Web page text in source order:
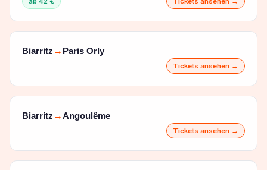
Biarritz → Paris Orly
Tickets ansehen →
Biarritz →Angoulême
Tickets ansehen →